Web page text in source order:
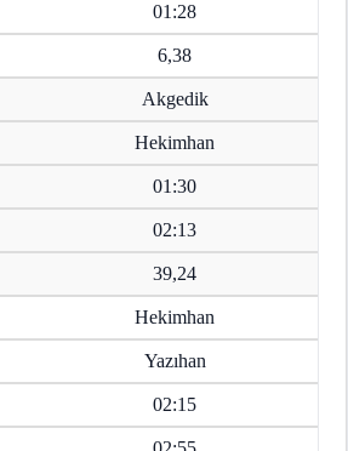
01:28
6,38
Akgedik
Hekimhan
01:30
02:13
39,24
Hekimhan
Yazıhan
02:15